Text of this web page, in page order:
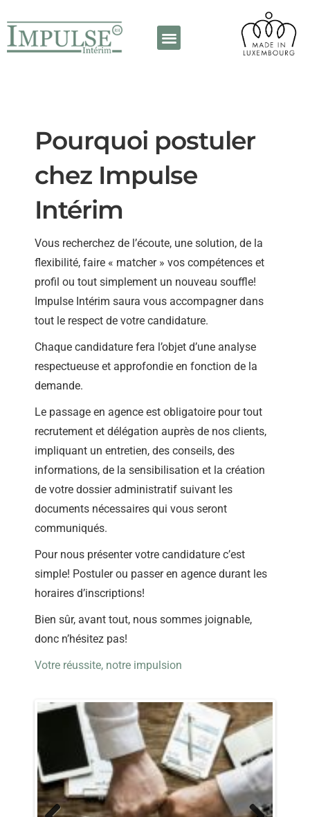
Pourquoi postuler
chez Impulse
Intérim
Vous recherchez de l’écoute, une solution, de la
flexibilité, faire « matcher » vos compétences et
profil ou tout simplement un nouveau souffle!
Impulse Intérim saura vous accompagner dans
tout le respect de votre candidature.
Chaque candidature fera l’objet d’une analyse
respectueuse et approfondie en fonction de la
demande.
Le passage en agence est obligatoire pour tout
recrutement et délégation auprès de nos clients,
impliquant un entretien, des conseils, des
informations, de la sensibilisation et la création
de votre dossier administratif suivant les
documents nécessaires qui vous seront
communiqués.
Pour nous présenter votre candidature c’est
simple! Postuler ou passer en agence durant les
horaires d’inscriptions!
Bien sûr, avant tout, nous sommes joignable,
donc n’hésitez pas!
Votre réussite, notre impulsion